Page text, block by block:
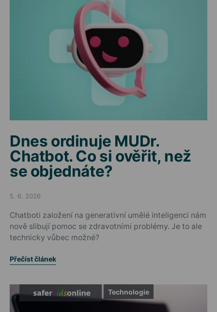
Dnes ordinuje MUDr.
Chatbot. Co si ověřit, než
se objednáte?
Posted on
5. 6. 2026
Chatboti založení na generativní umělé inteligenci nám
nově slibují pomoc se zdravotními problémy. Je to ale
technicky vůbec možné?
Přečíst článek
Technologie